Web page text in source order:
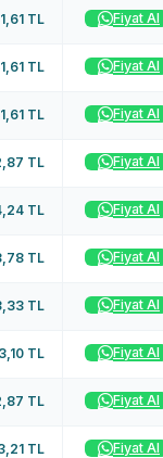
TL Fiyat Al
TL Fiyat Al
TL Fiyat Al
TL Fiyat Al
TL Fiyat Al
TL Fiyat Al
TL Fiyat Al
TL Fiyat Al
TL Fiyat Al
TL Fiyat Al